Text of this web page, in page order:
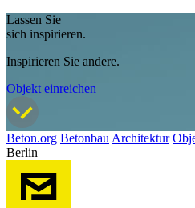
Lassen Sie
sich inspirieren.
Inspirieren Sie andere.
Objekt einreichen
Beton.org Betonbau Architektur
Berlin